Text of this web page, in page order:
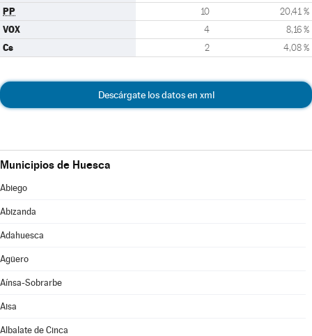
PP 10 20,41 %
VOX 4 8,16 %
Cs 2 4,08 %
Descárgate los datos en xml
Municipios de Huesca
Abiego
Abizanda
Adahuesca
Agüero
Aínsa-Sobrarbe
Aisa
Albalate de Cinca